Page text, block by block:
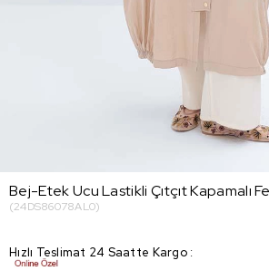
Bej-Etek Ucu Lastikli Çıtçıt Kapamalı
(24DS86078AL0)
Hızlı Teslimat 24 Saatte Kargo :